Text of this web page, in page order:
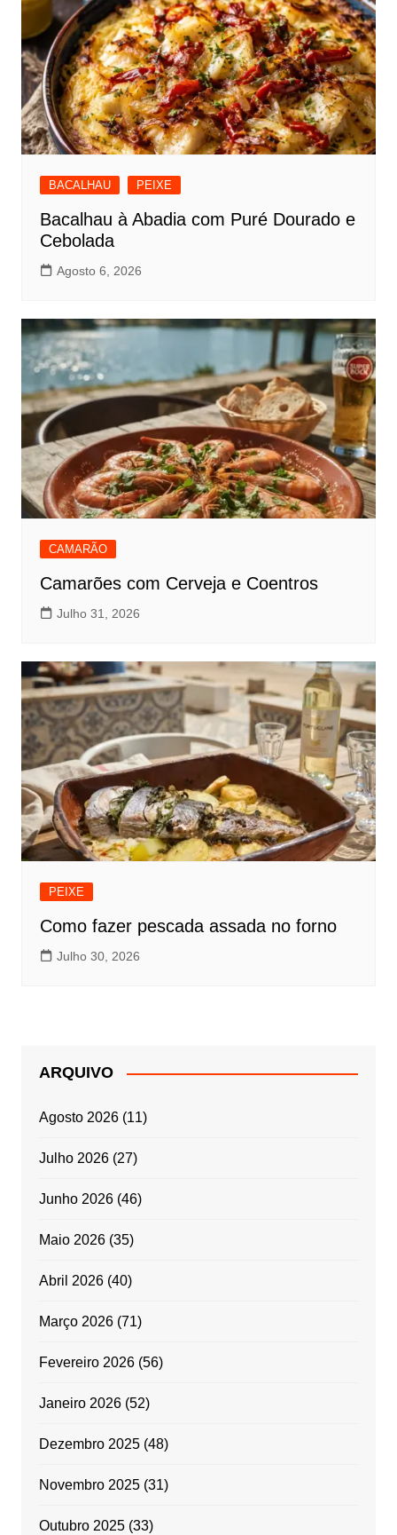
BACALHAU PEIXE
Bacalhau à Abadia com Puré Dourado e
Cebolada
Agosto 6, 2026
CAMARÃO
Camarões com Cerveja e Coentros
Julho 31, 2026
PEIXE
Como fazer pescada assada no forno
Julho 30, 2026
ARQUIVO
Agosto 2026(11)
Julho 2026(27)
Junho 2026(46)
Maio 2026(35)
Abril 2026(40)
Março 2026(71)
Fevereiro 2026(56)
Janeiro 2026(52)
Dezembro 2025(48)
Novembro 2025(31)
Outubro 2025(33)